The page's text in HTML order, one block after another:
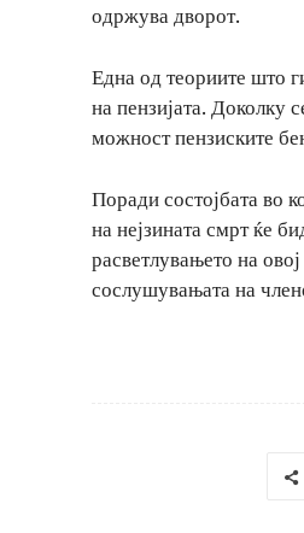
одржува дворот.
Една од теориите што
на пензијата. Доколку
можност пензиските
Поради состојбата во
на нејзината смрт ќе
расветлувањето на
сослушувањата на